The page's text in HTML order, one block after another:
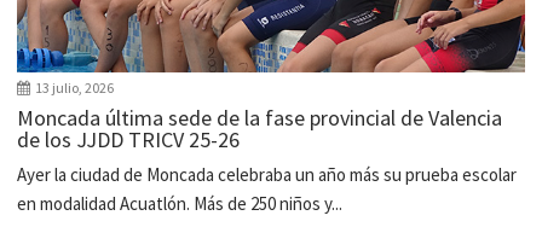
13 julio, 2026
Moncada última sede de la fase provincial de Valencia
de los JJDD TRICV 25-26
Ayer la ciudad de Moncada celebraba un año más su prueba escolar
en modalidad Acuatlón. Más de 250 niños y...